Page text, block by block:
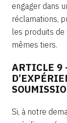
engager dans
réclamations,
les produits
mêmes tiers.
ARTICLE 9
Si, à notre